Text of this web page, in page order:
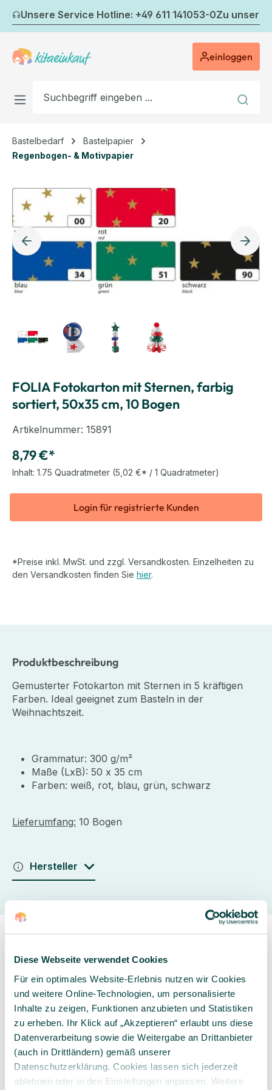
Diese Webseite verwendet Cookies
Für ein optimales Website-Erlebnis nutzen wir Cookies
und weitere Online-Technologien, um personalisierte
Inhalte zu zeigen, Funktionen anzubieten und Statistiken
zu erheben. Ihr Klick auf „Akzeptieren“ erlaubt uns diese
Datenverarbeitung sowie die Weitergabe an Drittanbieter
(auch in Drittländern) gemäß unserer
Datenschutzerklärung. Cookies lassen sich jederzeit
ablehnen oder in den Einstellungen anpassen. Weitere
Zum Hauptinhalt springen
Unsere Service Hotline: +49 611 141053-0Zu
einloggen
Bastelbedarf
Bastelpapier
Regenbogen- & Motivpapier
FOLIA Fotokarton mit Sternen, farbig
sortiert, 50x35 cm, 10 Bogen
Artikelnummer: 15891
8,79 €*
Inhalt: 1.75 Quadratmeter (5,02 €* / 1 Quadratmeter)
Login für registrierte Kunden
*Preise inkl. MwSt. und zzgl. Versandkosten. Einzelheiten zu
den Versandkosten finden Sie hier.
Produktbeschreibung
Gemusterter Fotokarton mit Sternen in 5 kräftigen
Farben. Ideal geeignet zum Basteln in der
Weihnachtszeit.
Grammatur: 300 g/m²
Maße (LxB): 50 x 35 cm
Farben: weiß, rot, blau, grün, schwarz
Lieferumfang: 10 Bogen
Hersteller
Sorgfältig ausgewähltes
Produktsortiment
Kompetente und
individuelle Beratung